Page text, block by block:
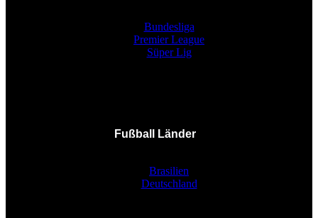
Bundesliga
Premier League
Süper Lig
Fußball Länder
Brasilien
Deutschland